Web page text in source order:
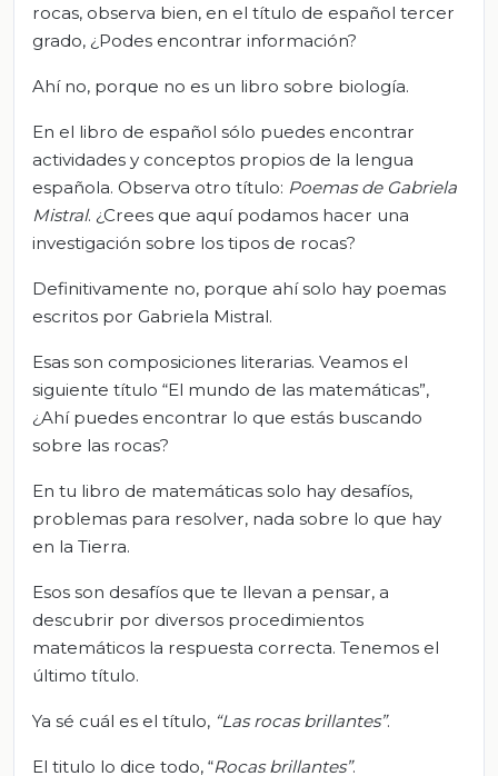
rocas, observa bien, en el título de español tercer
grado, ¿Podes encontrar información?
Ahí no, porque no es un libro sobre biología.
En el libro de español sólo puedes encontrar
actividades y conceptos propios de la lengua
española. Observa otro título: Poemas de Gabriela
Mistral. ¿Crees que aquí podamos hacer una
investigación sobre los tipos de rocas?
Definitivamente no, porque ahí solo hay poemas
escritos por Gabriela Mistral.
Esas son composiciones literarias. Veamos el
siguiente título “El mundo de las matemáticas”,
¿Ahí puedes encontrar lo que estás buscando
sobre las rocas?
En tu libro de matemáticas solo hay desafíos,
problemas para resolver, nada sobre lo que hay
en la Tierra.
Esos son desafíos que te llevan a pensar, a
descubrir por diversos procedimientos
matemáticos la respuesta correcta. Tenemos el
último título.
Ya sé cuál es el título, “Las rocas brillantes”.
El titulo lo dice todo, “Rocas brillantes”.